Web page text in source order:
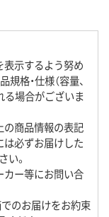
表示するよう努め
格・仕様（容量、
る場合がございま
の商品情報の表記
は必ずお届けした
い。
カー等にお問い合
でのお届けをお約束